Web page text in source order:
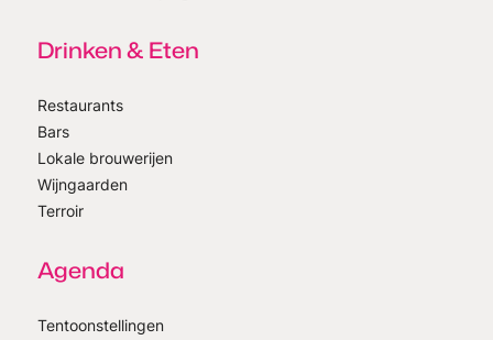
Drinken & Eten
Restaurants
Bars
Lokale brouwerijen
Wijngaarden
Terroir
Agenda
Tentoonstellingen